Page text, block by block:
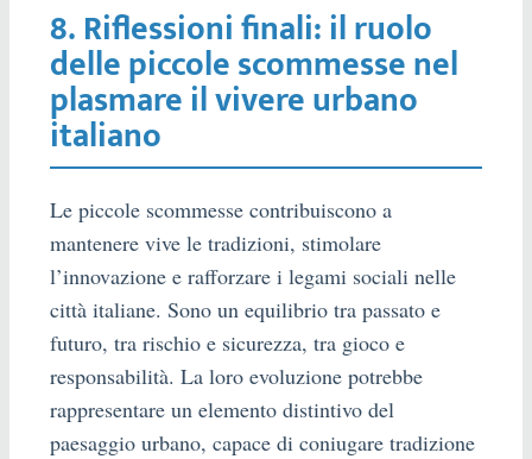
8. Riflessioni finali: il ruolo
delle piccole scommesse nel
plasmare il vivere urbano
italiano
Le piccole scommesse contribuiscono a
mantenere vive le tradizioni, stimolare
l’innovazione e rafforzare i legami sociali nelle
città italiane. Sono un equilibrio tra passato e
futuro, tra rischio e sicurezza, tra gioco e
responsabilità. La loro evoluzione potrebbe
rappresentare un elemento distintivo del
paesaggio urbano, capace di coniugare tradizione